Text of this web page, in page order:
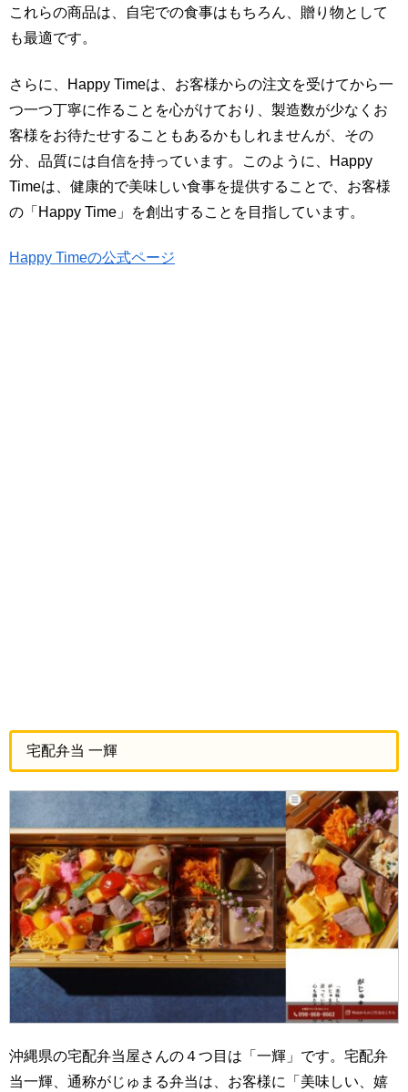
これらの商品は、自宅での食事はもちろん、贈り物として
も最適です。
さらに、Happy Timeは、お客様からの注文を受けてから一
つ一つ丁寧に作ることを心がけており、製造数が少なくお
客様をお待たせすることもあるかもしれませんが、その
分、品質には自信を持っています。このように、Happy
Timeは、健康的で美味しい食事を提供することで、お客様
の「Happy Time」を創出することを目指しています。
Happy Timeの公式ページ
宅配弁当 一輝
沖縄県の宅配弁当屋さんの４つ目は「一輝」です。宅配弁
当一輝、通称がじゅまる弁当は、お客様に「美味しい、嬉